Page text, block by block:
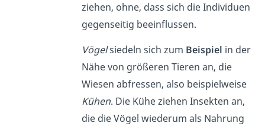
ziehen, ohne, dass sich die Individuen
gegenseitig beeinflussen.
Vögelsiedeln sich zum Beispiel in der
Nähe von größeren Tieren an, die
Wiesen abfressen, also beispielweise
Kühen. Die Kühe ziehen Insekten an,
die die Vögel wiederum als Nahrung